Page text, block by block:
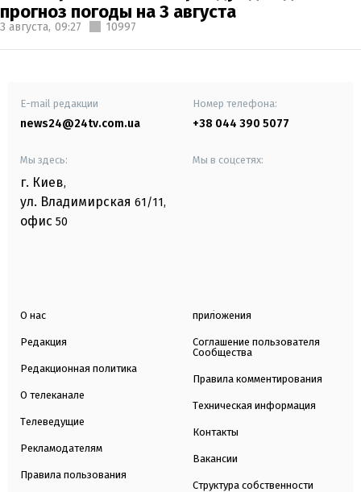
прогноз погоды на 3 августа
3 августа, 09:27 10997
E-mail редакции
news24@24tv.com.ua
Номер телефона:
+38 044 390 5077
Мы здесь:
г. Киев,
ул. Владимирская 61/11,
офис 50
Мы в соцсетях:
О нас
Редакция
Редакционная политика
О телеканале
Телеведущие
Рекламодателям
Правила пользования
приложения
Соглашение пользователя
Сообщества
Правила комментирования
Техническая информация
Контакты
Вакансии
Структура собственности